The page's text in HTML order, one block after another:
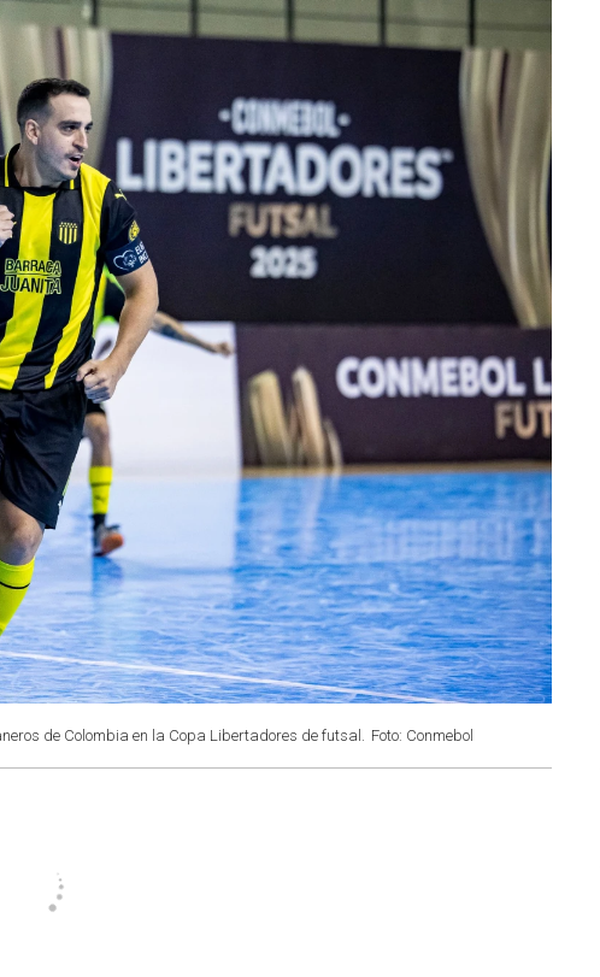
de Colombia en la Copa Libertadores de futsal. Foto: Conmebol